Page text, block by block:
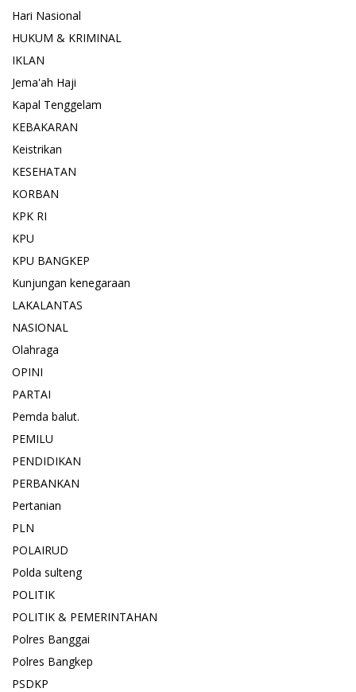
Hari Nasional
HUKUM & KRIMINAL
IKLAN
Jema'ah Haji
Kapal Tenggelam
KEBAKARAN
Keistrikan
KESEHATAN
KORBAN
KPK RI
KPU
KPU BANGKEP
Kunjungan kenegaraan
LAKALANTAS
NASIONAL
Olahraga
OPINI
PARTAI
Pemda balut.
PEMILU
PENDIDIKAN
PERBANKAN
Pertanian
PLN
POLAIRUD
Polda sulteng
POLITIK
POLITIK & PEMERINTAHAN
Polres Banggai
Polres Bangkep
PSDKP